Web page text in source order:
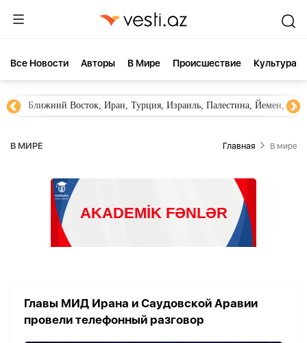
Все Новости Aвторы В Мире Происшествие Культура
Ближний Восток, Иран, Турция, Израиль, Палестина, Йемен,
В МИРЕ Главная В мире
Главы МИД Ирана и Саудовской Аравии
провели телефонный разговор